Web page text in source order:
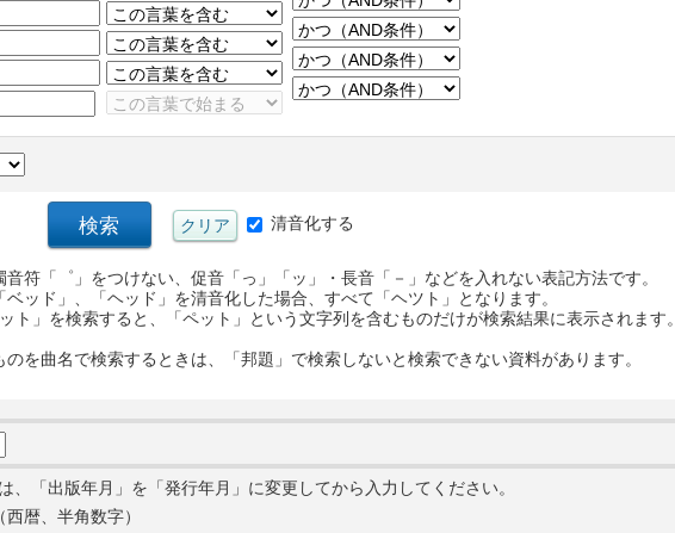
清音化する
符「゜」をつけない、促音「っ」「ッ」・長音「－」などを入れない表記方法です。
ッド」、「ヘッド」を清音化した場合、すべて「ヘツト」となります。
ト」を検索すると、「ペット」という文字列を含むものだけが検索結果に表示されます。
を曲名で検索するときは、「邦題」で検索しないと検索できない資料があります。
「出版年月」を「発行年月」に変更してから入力してください。
暦、半角数字）